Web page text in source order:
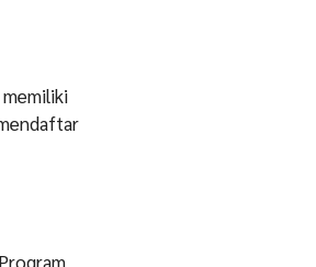
memiliki